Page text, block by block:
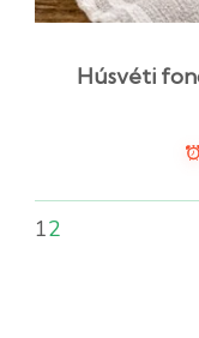
Húsvéti
12